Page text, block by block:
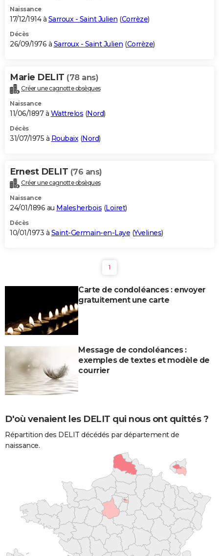
Naissance
17/12/1914 à Sarroux - Saint Julien (Corrèze)
Décès
26/09/1976 à Sarroux - Saint Julien (Corrèze)
Marie DELIT (78 ans)
Créer une cagnotte obsèques
Naissance
11/06/1897 à Wattrelos (Nord)
Décès
31/07/1975 à Roubaix(Nord)
Ernest DELIT (76 ans)
Créer une cagnotte obsèques
Naissance
24/01/1896 au Malesherbois (Loiret)
Décès
10/01/1973 à Saint-Germain-en-Laye (Yvelines)
1
Carte de condoléances : envoyer
gratuitement une carte
Message de condoléances :
exemples de textes et modèle de
courrier
D'où venaient les DELIT qui nous ont quittés ?
Répartition des DELIT décédés par département de
naissance.